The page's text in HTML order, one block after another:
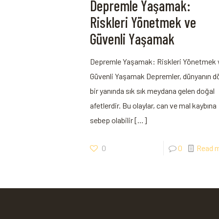
Depremle Yaşamak:
Riskleri Yönetmek ve
Güvenli Yaşamak
Depremle Yaşamak: Riskleri Yönetmek
Güvenli Yaşamak Depremler, dünyanın
bir yanında sık sık meydana gelen doğal
afetlerdir. Bu olaylar, can ve mal kaybına
sebep olabilir[…]
0 0 Read